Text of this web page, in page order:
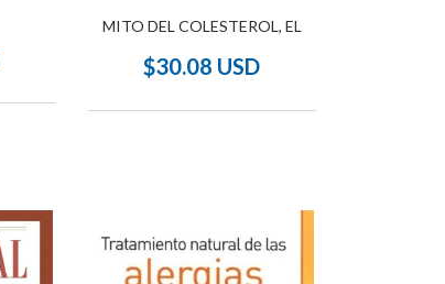
MITO DEL COLESTEROL, EL
$30.08 USD